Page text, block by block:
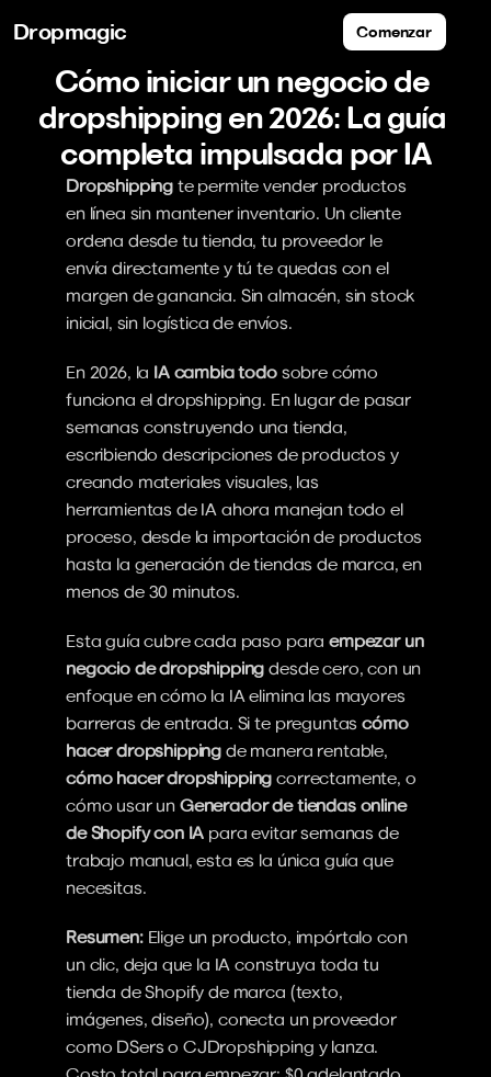
Dropmagic Comenzar
Cómo iniciar un negocio de
dropshipping en 2026: La guía
completa impulsada por IA
Dropshipping te permite vender productos
en línea sin mantener inventario. Un cliente
ordena desde tu tienda, tu proveedor le
envía directamente y tú te quedas con el
margen de ganancia. Sin almacén, sin stock
inicial, sin logística de envíos.
En 2026, la IA cambia todo sobre cómo
funciona el dropshipping. En lugar de pasar
semanas construyendo una tienda,
escribiendo descripciones de productos y
creando materiales visuales, las
herramientas de IA ahora manejan todo el
proceso, desde la importación de productos
hasta la generación de tiendas de marca, en
menos de 30 minutos.
Esta guía cubre cada paso para empezar un
negocio de dropshipping desde cero, con un
enfoque en cómo la IA elimina las mayores
barreras de entrada. Si te preguntas cómo
hacer dropshipping
cómo hacer dropshipping correctamente, o
cómo usar un Generador de tiendas online
de Shopify con IA para evitar semanas de
trabajo manual, esta es la única guía que
necesitas.
Resumen: Elige un producto, impórtalo con
un clic, deja que la IA construya toda tu
tienda de Shopify de marca (texto,
imágenes, diseño), conecta un proveedor
como DSers o CJDropshipping y lanza.